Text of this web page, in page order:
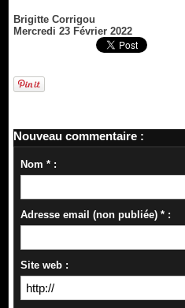
Brigitte Corrigou
Mercredi 23 Février 2022
Nouveau commentaire :
Nom * :
Adresse email (non publiée) * :
Site web :